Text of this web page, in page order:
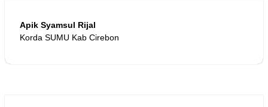
Apik Syamsul Rijal
Korda SUMU Kab Cirebon